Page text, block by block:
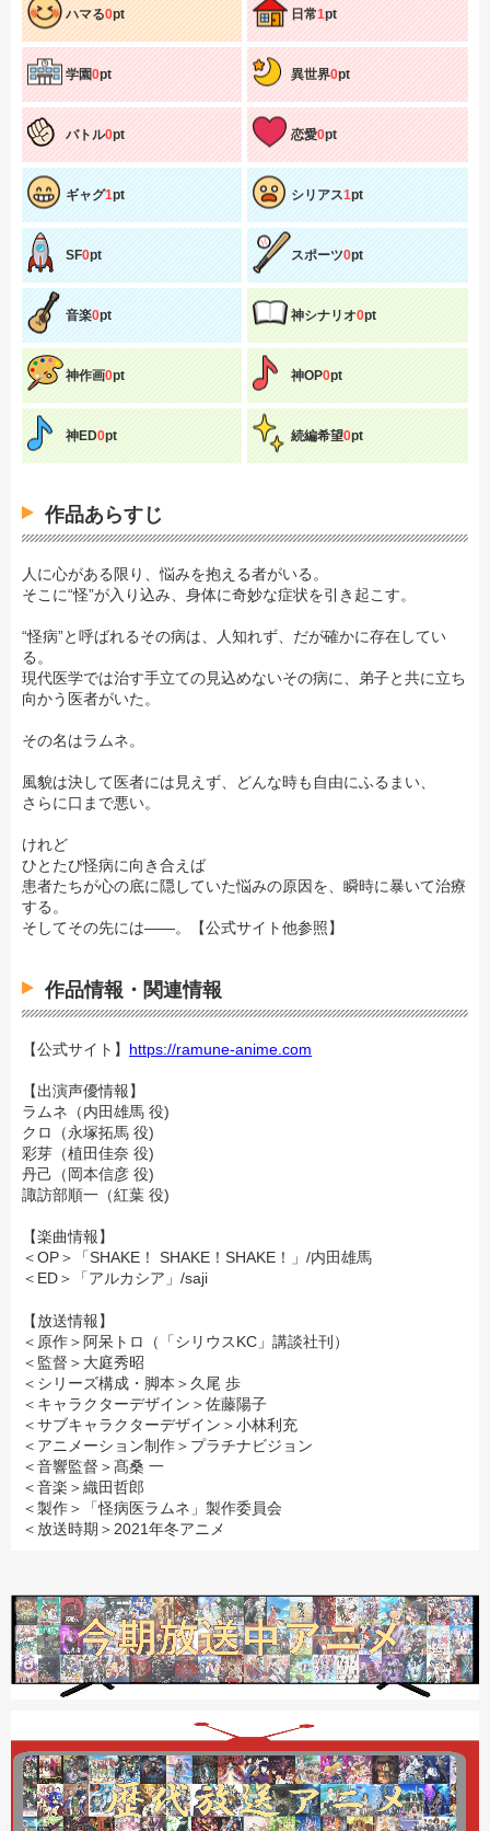
ハマる0pt 日常1pt
学園0pt 異世界0pt
バトル0pt 恋愛0pt
ギャグ1pt シリアス1pt
SF0pt スポーツ0pt
音楽0pt 神シナリオ0pt
神作画0pt 神OP0pt
神ED0pt 続編希望0pt
作品あらすじ
人に心がある限り、悩みを抱える者がいる。
そこに“怪”が入り込み、身体に奇妙な症状を引き起こす。
“怪病”と呼ばれるその病は、人知れず、だが確かに存在してい
る。
現代医学では治す手立ての見込めないその病に、弟子と共に立ち
向かう医者がいた。
その名はラムネ。
風貌は決して医者には見えず、どんな時も自由にふるまい、
さらに口まで悪い。
けれど
ひとたび怪病に向き合えば
患者たちが心の底に隠していた悩みの原因を、瞬時に暴いて治療
する。
そしてその先には――。【公式サイト他参照】
作品情報・関連情報
【公式サイト】 https://ramune-anime.com
【出演声優情報】
ラムネ（内田雄馬 役)
クロ（永塚拓馬 役)
彩芽（植田佳奈 役)
丹己（岡本信彦 役)
諏訪部順一（紅葉 役)
【楽曲情報】
＜OP＞「SHAKE！ SHAKE！SHAKE！」/内田雄馬
＜ED＞「アルカシア 」/saji
【放送情報】
＜原作＞阿呆トロ（「シリウスKC」講談社刊）
＜監督＞大庭秀昭
＜シリーズ構成・脚本＞久尾 歩
＜キャラクターデザイン＞佐藤陽子
＜サブキャラクターデザイン＞小林利充
＜アニメーション制作＞プラチナビジョン
＜音響監督＞髙桑 一
＜音楽＞織田哲郎
＜製作＞「怪病医ラムネ」製作委員会
＜放送時期＞2021年冬アニメ